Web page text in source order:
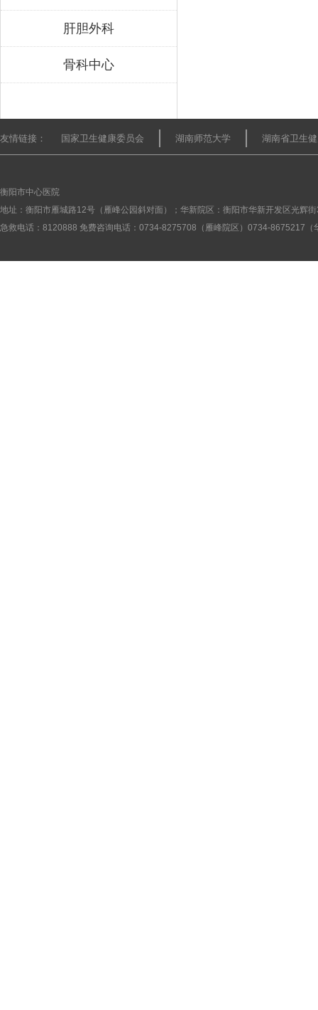
肝胆外科
骨科中心
友情链接： 国家卫生健康委员会 湖南师范大学 湖南省卫生
衡阳市中心医院
地址：衡阳市雁城路12号（雁峰公园斜对面）；华新院区：衡阳市华新开发区光辉
急救电话：8120888 免费咨询电话：0734-8275708（雁峰院区）0734-8675217（